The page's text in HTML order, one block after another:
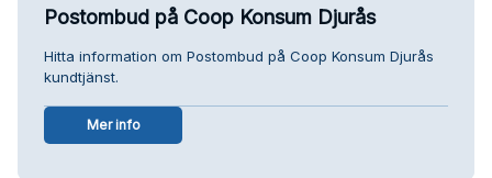
Postombud på Coop Konsum Djurås
Hitta information om Postombud på Coop Konsum Djurås
kundtjänst.
Mer info